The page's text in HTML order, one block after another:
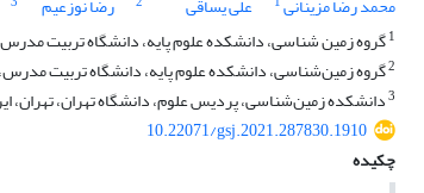
محمد رضا مزینانی
علی یساقی رضا نوزعیم
1گروه زمین شناسی، دانشکده علوم پایه، دانشگاه تربیت مدرس،
2گروه زمین‌شناسی، دانشکده علوم پایه، دانشگاه تربیت مدرس،
3دانشکده زمین‌شناسی، پردیس علوم، دانشگاه تهران، تهران،
10.22071/gsj.2021.287830.1910
چکیده